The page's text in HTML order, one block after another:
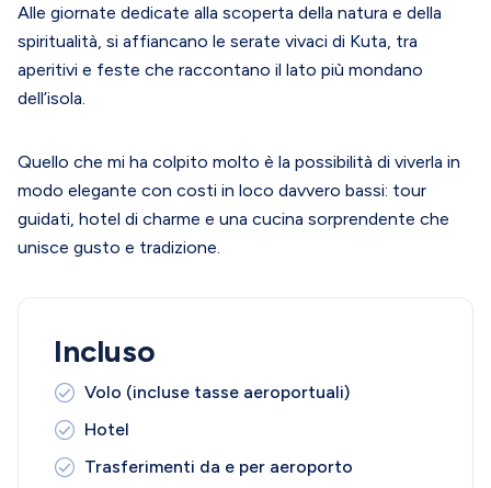
Alle giornate dedicate alla scoperta della natura e della
spiritualità, si affiancano le serate vivaci di Kuta, tra
aperitivi e feste che raccontano il lato più mondano
dell’isola.
Quello che mi ha colpito molto è la possibilità di viverla in
modo elegante con costi in loco davvero bassi: tour
guidati, hotel di charme e una cucina sorprendente che
unisce gusto e tradizione.
Incluso
Volo (incluse tasse aeroportuali)
Hotel
Trasferimenti da e per aeroporto